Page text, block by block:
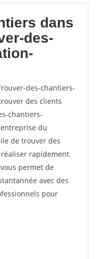
dans
des-
des-chantiers-
des clients
chantiers-
du
de trouver des
rapidement.
permet de
avec des
pour